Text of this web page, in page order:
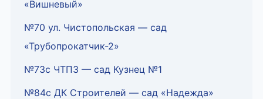
«Вишневый»
№70 ул. Чистопольская — сад
«Трубопрокатчик-2»
№73с ЧТПЗ — сад Кузнец №1
№84с ДК Строителей — сад «Надежда»